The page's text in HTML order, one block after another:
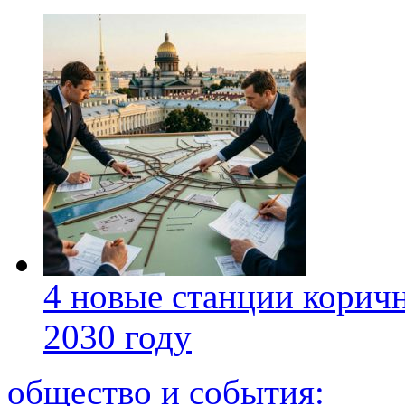
4 новые станции
2030 году
общество и события: